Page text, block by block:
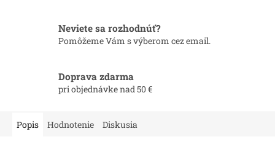
Neviete sa rozhodnúť?
Pomôžeme Vám s výberom cez email.
Doprava zdarma
pri objednávke nad 50 €
Popis Hodnotenie Diskusia